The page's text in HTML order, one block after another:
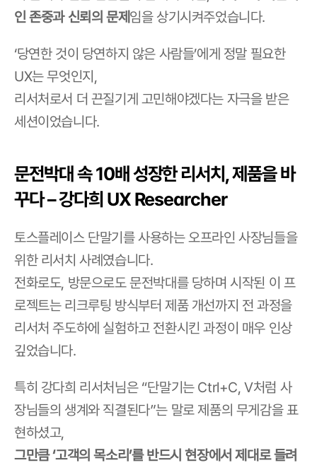
인 존중과 신뢰의 문제 임을 상기시켜주었습니다.
‘당연한 것이 당연하지 않은 사람들’에게 정말 필요한
UX는 무엇인지,
리서처로서 더 끈질기게 고민해야겠다는 자극을 받은
세션이었습니다.
문전박대 속 10배 성장한 리서치, 제품을 바
꾸다 – 강다희 UX Researcher
토스플레이스 단말기를 사용하는 오프라인 사장님들을
위한 리서치 사례였습니다.
전화로도, 방문으로도 문전박대를 당하며 시작된 이 프
로젝트는 리크루팅 방식부터 제품 개선까지 전 과정을
리서처 주도하에 실험하고 전환시킨 과정이 매우 인상
깊었습니다.
특히 강다희 리서처님은 “단말기는 Ctrl+C, V처럼 사
장님들의 생계와 직결된다”는 말로 제품의 무게감을 표
현하셨고,
그만큼 ‘고객의 목소리’를 반드시 현장에서 제대로 들려